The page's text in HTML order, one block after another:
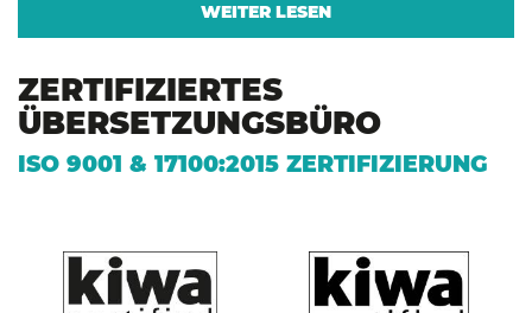
WEITER LESEN
ZERTIFIZIERTES
ÜBERSETZUNGSBÜRO
ISO 9001 & 17100:2015 ZERTIFIZIERUNG